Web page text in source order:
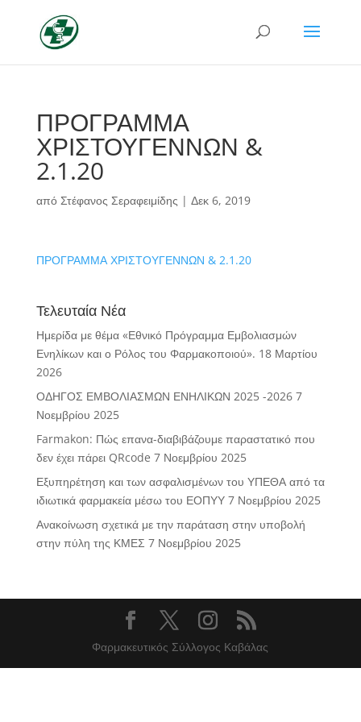
ΠΡΟΓΡΑΜΜΑ
ΧΡΙΣΤΟΥΓΕΝΝΩΝ &
2.1.20
από Στέφανος Σεραφειμίδης | Δεκ 6, 2019
ΠΡΟΓΡΑΜΜΑ ΧΡΙΣΤΟΥΓΕΝΝΩΝ & 2.1.20
Τελευταία Νέα
Ημερίδα με θέμα «Εθνικό Πρόγραμμα Εμβολιασμών
Ενηλίκων και ο Ρόλος του Φαρμακοποιού». 18 Μαρτίου
2026
ΟΔΗΓΟΣ ΕΜΒΟΛΙΑΣΜΩΝ ΕΝΗΛΙΚΩΝ 2025 -2026 7
Νοεμβρίου 2025
Farmakon: Πώς επανα-διαβιβάζουμε παραστατικό που
δεν έχει πάρει QRcode 7 Νοεμβρίου 2025
Εξυπηρέτηση και των ασφαλισμένων του ΥΠΕΘΑ από τα
ιδιωτικά φαρμακεία μέσω του ΕΟΠΥΥ 7 Νοεμβρίου 2025
Ανακοίνωση σχετικά με την παράταση στην υποβολή
στην πύλη της ΚΜΕΣ 7 Νοεμβρίου 2025
Φαρμακευτικός Σύλλογος Καβάλας